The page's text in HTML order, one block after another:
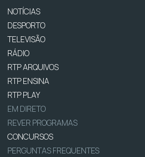
NOTÍCIAS
DESPORTO
TELEVISÃO
RÁDIO
RTP ARQUIVOS
RTP ENSINA
RTP PLAY
EM DIRETO
REVER PROGRAMAS
CONCURSOS
PERGUNTAS FREQUENTES